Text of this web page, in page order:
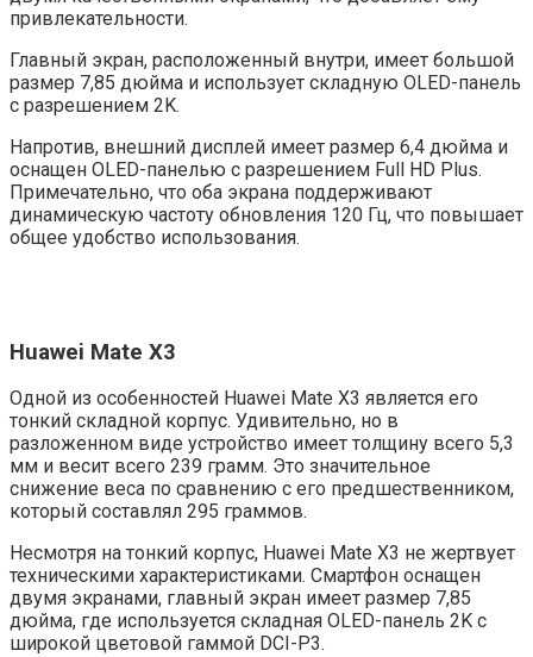
привлекательности.
Главный экран, расположенный внутри, имеет большой
размер 7,85 дюйма и использует складную OLED-панель
с разрешением 2K.
Напротив, внешний дисплей имеет размер 6,4 дюйма и
оснащен OLED-панелью с разрешением Full HD Plus.
Примечательно, что оба экрана поддерживают
динамическую частоту обновления 120 Гц, что повышает
общее удобство использования.
Huawei Mate X3
Одной из особенностей Huawei Mate X3 является его
тонкий складной корпус. Удивительно, но в
разложенном виде устройство имеет толщину всего 5,3
мм и весит всего 239 грамм. Это значительное
снижение веса по сравнению с его предшественником,
который составлял 295 граммов.
Несмотря на тонкий корпус, Huawei Mate X3 не жертвует
техническими характеристиками. Смартфон оснащен
двумя экранами, главный экран имеет размер 7,85
дюйма, где используется складная OLED-панель 2K с
широкой цветовой гаммой DCI-P3.